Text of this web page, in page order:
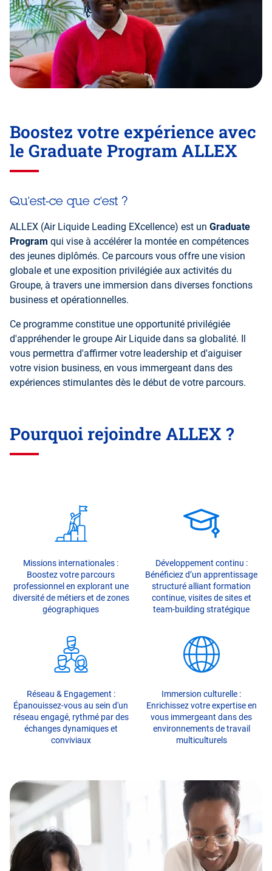
Boostez votre expérience avec
le Graduate Program ALLEX
Qu'est-ce que c'est ?
ALLEX (Air Liquide Leading EXcellence) est un Graduate
Program qui vise à accélérer la montée en compétences
des jeunes diplômés. Ce parcours vous offre une vision
globale et une exposition privilégiée aux activités du
Groupe, à travers une immersion dans diverses fonctions
business et opérationnelles.
Ce programme constitue une opportunité privilégiée
d'appréhender le groupe Air Liquide dans sa globalité. Il
vous permettra d'affirmer votre leadership et d'aiguiser
votre vision business, en vous immergeant dans des
expériences stimulantes dès le début de votre parcours.
Pourquoi rejoindre ALLEX ?
Missions internationales :
Boostez votre parcours
professionnel en explorant une
diversité de métiers et de zones
géographiques
Développement continu :
Bénéficiez d’un apprentissage
structuré alliant formation
continue, visites de sites et
team-building stratégique
Réseau & Engagement :
Épanouissez-vous au sein d'un
réseau engagé, rythmé par des
échanges dynamiques et
conviviaux
Immersion culturelle :
Enrichissez votre expertise en
vous immergeant dans des
environnements de travail
multiculturels